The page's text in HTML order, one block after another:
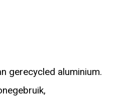
gerecycled aluminium.